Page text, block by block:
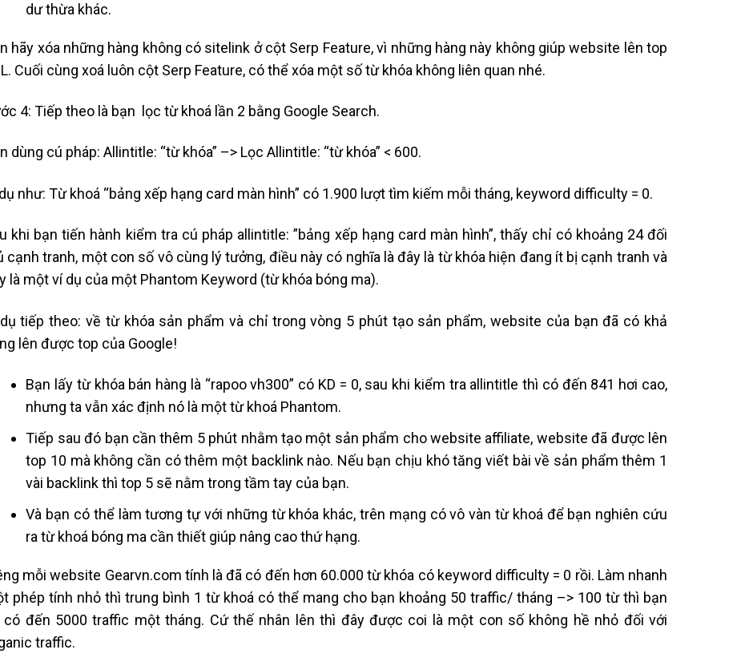
dư thừa khác.
hãy xóa những hàng không có sitelink ở cột Serp Feature, vì những hàng này không giúp website lên top
Cuối cùng xoá luôn cột Serp Feature, có thể xóa một số từ khóa không liên quan nhé.
4: Tiếp theo là bạn lọc từ khoá lần 2 bằng Google Search.
dùng cú pháp: Allintitle: “từ khóa” –> Lọc Allintitle: “từ khóa” < 600.
như: Từ khoá “bảng xếp hạng card màn hình” có 1.900 lượt tìm kiếm mỗi tháng, keyword difficulty = 0.
khi bạn tiến hành kiểm tra cú pháp allintitle: ”bảng xếp hạng card màn hình”, thấy chỉ có khoảng 24 đối
cạnh tranh, một con số vô cùng lý tưởng, điều này có nghĩa là đây là từ khóa hiện đang ít bị cạnh tranh và
là một ví dụ của một Phantom Keyword (từ khóa bóng ma).
tiếp theo: về từ khóa sản phẩm và chỉ trong vòng 5 phút tạo sản phẩm, website của bạn đã có khả
lên được top của Google!
Bạn lấy từ khóa bán hàng là “rapoo vh300” có KD = 0, sau khi kiểm tra allintitle thì có đến 841 hơi cao,
nhưng ta vẫn xác định nó là một từ khoá Phantom.
Tiếp sau đó bạn cần thêm 5 phút nhằm tạo một sản phẩm cho website affiliate, website đã được lên
top 10 mà không cần có thêm một backlink nào. Nếu bạn chịu khó tăng viết bài về sản phẩm thêm 1
vài backlink thì top 5 sẽ nằm trong tầm tay của bạn.
Và bạn có thể làm tương tự với những từ khóa khác, trên mạng có vô vàn từ khoá để bạn nghiên cứu
ra từ khoá bóng ma cần thiết giúp nâng cao thứ hạng.
mỗi website Gearvn.com tính là đã có đến hơn 60.000 từ khóa có keyword difficulty = 0 rồi. Làm nhanh
phép tính nhỏ thì trung bình 1 từ khoá có thể mang cho bạn khoảng 50 traffic/ tháng –> 100 từ thì bạn
có đến 5000 traffic một tháng. Cứ thế nhân lên thì đây được coi là một con số không hề nhỏ đối với
traffic.